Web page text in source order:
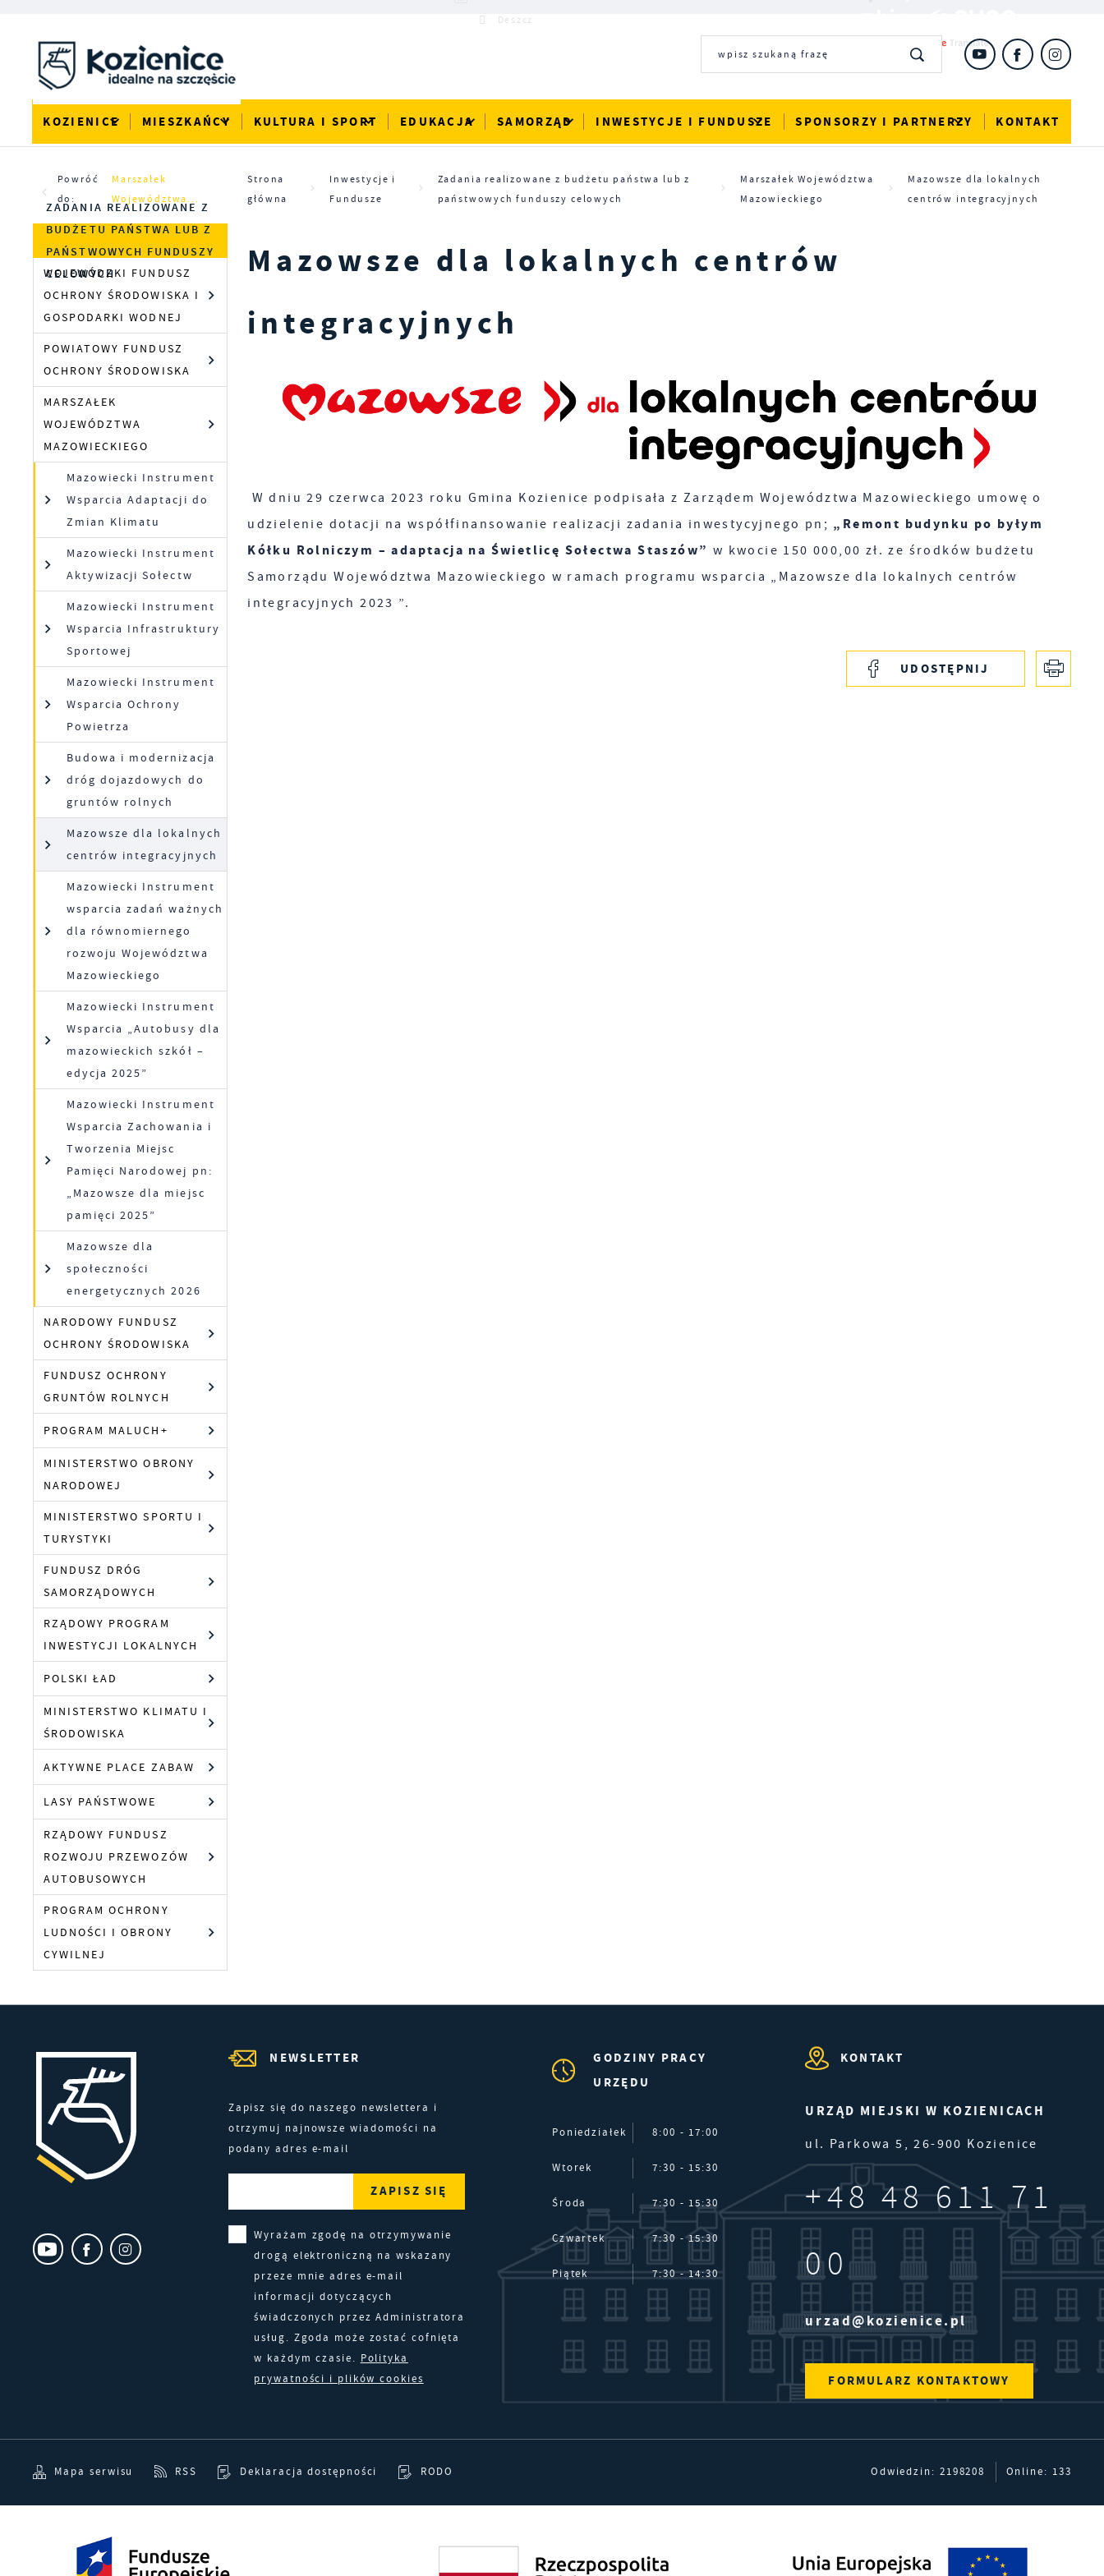
Deszcz
KOZIENICE MIESZKAŃCY KULTURA I SPORT EDUKACJA SAMORZĄD INWESTYCJE I FUNDUSZE SPONSORZY I PARTNERZY KONTAKT
Powróć
do:
Marszałek
Województwa...
Strona
główna
Inwestycje i
Fundusze
Zadania realizowane z budżetu państwa lub z
państwowych funduszy celowych
Marszałek Województwa
Mazowieckiego
Mazowsze dla lokalnych
centrów integracyjnych
ZADANIA REALIZOWANE Z
BUDŻETU PAŃSTWA LUB Z
PAŃSTWOWYCH FUNDUSZY
CELOWYCH
WOJEWÓDZKI FUNDUSZ
OCHRONY ŚRODOWISKA I
GOSPODARKI WODNEJ
POWIATOWY FUNDUSZ
OCHRONY ŚRODOWISKA
MARSZAŁEK
WOJEWÓDZTWA
MAZOWIECKIEGO
Mazowiecki Instrument
Wsparcia Adaptacji do
Zmian Klimatu
Mazowiecki Instrument
Aktywizacji Sołectw
Mazowiecki Instrument
Wsparcia Infrastruktury
Sportowej
Mazowiecki Instrument
Wsparcia Ochrony
Powietrza
Budowa i modernizacja
dróg dojazdowych do
gruntów rolnych
Mazowsze dla lokalnych
centrów integracyjnych
Mazowiecki Instrument
wsparcia zadań ważnych
dla równomiernego
rozwoju Województwa
Mazowieckiego
Mazowiecki Instrument
Wsparcia „Autobusy dla
mazowieckich szkół –
edycja 2025”
Mazowiecki Instrument
Wsparcia Zachowania i
Tworzenia Miejsc
Pamięci Narodowej pn:
„Mazowsze dla miejsc
pamięci 2025”
Mazowsze dla
społeczności
energetycznych 2026
NARODOWY FUNDUSZ
OCHRONY ŚRODOWISKA
FUNDUSZ OCHRONY
GRUNTÓW ROLNYCH
PROGRAM MALUCH+
MINISTERSTWO OBRONY
NARODOWEJ
MINISTERSTWO SPORTU I
TURYSTYKI
FUNDUSZ DRÓG
SAMORZĄDOWYCH
RZĄDOWY PROGRAM
INWESTYCJI LOKALNYCH
POLSKI ŁAD
MINISTERSTWO KLIMATU I
ŚRODOWISKA
AKTYWNE PLACE ZABAW
LASY PAŃSTWOWE
RZĄDOWY FUNDUSZ
ROZWOJU PRZEWOZÓW
AUTOBUSOWYCH
PROGRAM OCHRONY
LUDNOŚCI I OBRONY
CYWILNEJ
Mazowsze dla lokalnych centrów
integracyjnych
W dniu 29 czerwca 2023 roku Gmina Kozienice podpisała z Zarządem Województwa Mazowieckiego umowę o
udzielenie dotacji na współfinansowanie realizacji zadania inwestycyjnego pn; „Remont budynku po byłym
Kółku Rolniczym – adaptacja na Świetlicę Sołectwa Staszów” w kwocie 150 000,00 zł. ze środków budżetu
Samorządu Województwa Mazowieckiego w ramach programu wsparcia „Mazowsze dla lokalnych centrów
integracyjnych 2023 ”.
UDOSTĘPNIJ
NEWSLETTER
Zapisz się do naszego newslettera i
otrzymuj najnowsze wiadomości na
podany adres e-mail
Wyrażam zgodę na otrzymywanie
drogą elektroniczną na wskazany
przeze mnie adres e-mail
informacji dotyczących
świadczonych przez Administratora
usług. Zgoda może zostać cofnięta
w każdym czasie. Polityka
prywatności i plików cookies
GODZINY PRACY
URZĘDU
Poniedziałek 8:00 - 17:00
Wtorek 7:30 - 15:30
Środa 7:30 - 15:30
Czwartek 7:30 - 15:30
Piątek 7:30 - 14:30
KONTAKT
URZĄD MIEJSKI W KOZIENICACH
ul. Parkowa 5, 26-900 Kozienice
+48 48 611 71
00
urzad@kozienice.pl
FORMULARZ KONTAKTOWY
Mapa serwisu RSS Deklaracja dostępności RODO Odwiedzin: 2198208 Online: 133